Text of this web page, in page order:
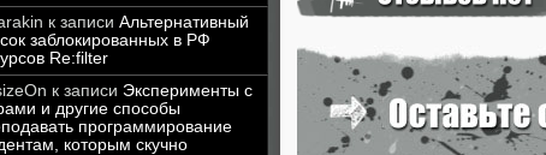
к записи Альтернативный
заблокированных в РФ
Re:filter
к записи Эксперименты с
и другие способы
программирование
которым скучно